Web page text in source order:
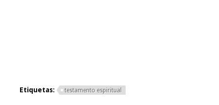
Etiquetas: testamento espiritual